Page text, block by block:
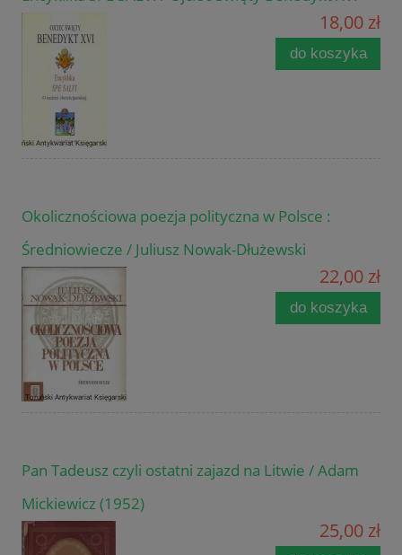
18,00 zł
do koszyka
Okolicznościowa poezja polityczna w Polsce :
Średniowiecze / Juliusz Nowak-Dłużewski
22,00 zł
do koszyka
Pan Tadeusz czyli ostatni zajazd na Litwie / Adam
Mickiewicz (1952)
25,00 zł